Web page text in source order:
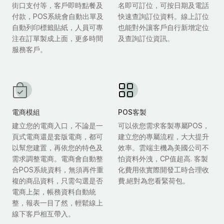
街口支付等，客戶即時點餐及
付款，POS系統會自動出單及
自動列印標籤貼紙，人員可專
注在訂單製成上面，更多時間
服務客戶。
名即可訂位，可按日期及電話
快速查詢訂位資料。線上訂位
也能對外讓客戶自行新增定位
及查詢訂位資訊。
電商模組
建立您的電商入口，不論是一
頁式電商還是套版電商，都可
以幫您建置，再依您的特色及
需求調整電商。電商會自動整
合POS系統資料，無須再件重
複的商品資料，只需勾選是否
電商上架，帳務資料自動統
整，報表一目了然，輕鬆線上
線下客戶相互帶入。
POS客製
可以依您需求客製專屬POS，
建立您的專屬流程，大大提升
效率。雲端主機為美國公司不
怕資料外洩，CP值超高. 客製
化費用依實際開發工時合理收
費.絕對為您看緊荷包。